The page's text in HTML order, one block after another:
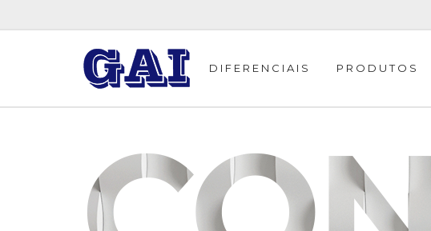
DIFERENCIAIS PRODUTOS